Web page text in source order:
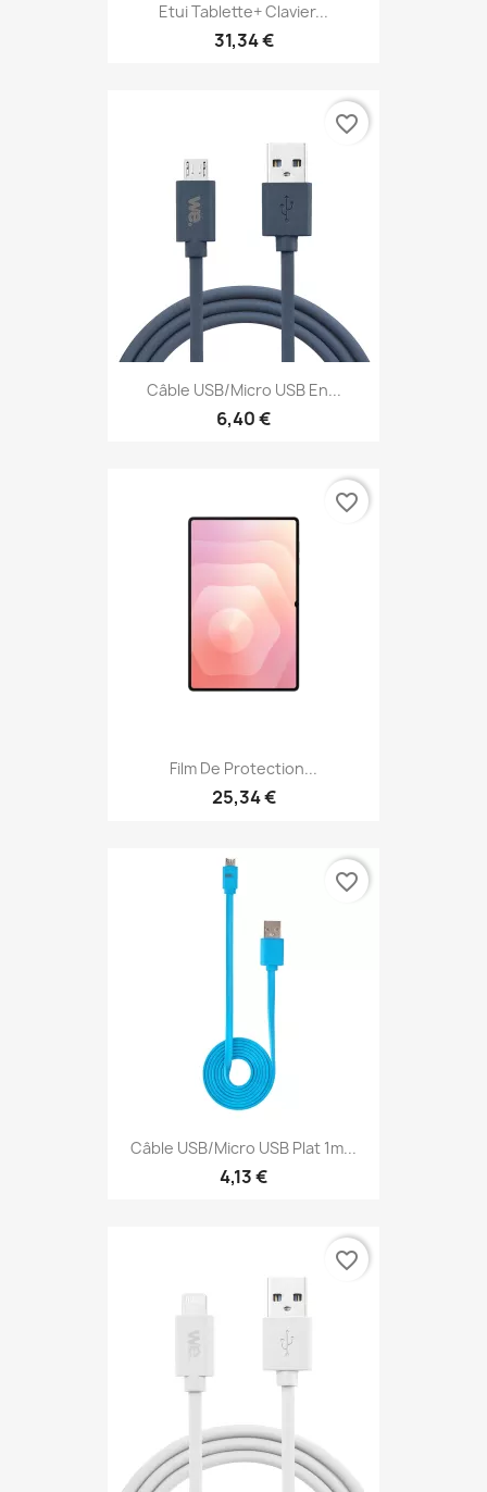
Etui Tablette+ Clavier...
31,34 €
Câble USB/micro USB En...
6,40 €
favorite_border
Film De Protection...
25,34 €
favorite_border
Câble USB/micro USB Plat 1m...
4,13 €
favorite_border
favorite_border